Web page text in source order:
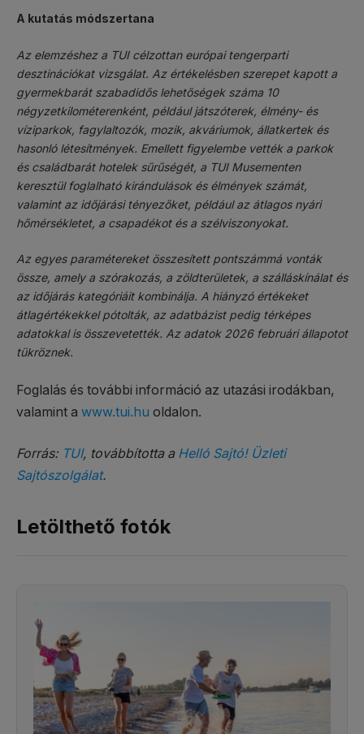
A kutatás módszertana
Az elemzéshez a TUI célzottan európai tengerparti
desztinációkat vizsgálat. Az értékelésben szerepet kapott a
gyermekbarát szabadidős lehetőségek száma 10
négyzetkilométerenként, például játszóterek, élmény- és
víziparkok, fagylaltozók, mozik, akváriumok, állatkertek és
hasonló létesítmények. Emellett figyelembe vették a parkok
és családbarát hotelek sűrűségét, a TUI Musementen
keresztül foglalható kirándulások és élmények számát,
valamint az időjárási tényezőket, például az átlagos nyári
hőmérsékletet, a csapadékot és a szélviszonyokat.
Az egyes paramétereket összesített pontszámmá vonták
össze, amely a szórakozás, a zöldterületek, a szálláskínálat és
az időjárás kategóriáit kombinálja. A hiányzó értékeket
átlagértékekkel pótolták, az adatbázist pedig térképes
adatokkal is összevetették. Az adatok 2026 februári állapotot
tükröznek.
Foglalás és további információ az utazási irodákban,
valamint a www.tui.hu oldalon.
Forrás: TUI, továbbította a Helló Sajtó! Üzleti
Sajtószolgálat.
Letölthető fotók